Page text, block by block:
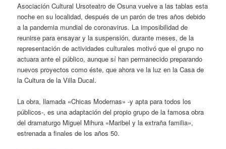
Asociación Cultural Ursoteatro de Osuna vuelve a las tablas esta
noche en su localidad, después de un parón de tres años debido
a la pandemia mundial de coronavirus. La imposibilidad de
reunirse para ensayar y la suspensión, durante meses, de la
representación de actividades culturales motivó que el grupo no
actuara ante el público, aunque sí han permanecido preparando
nuevos proyectos como éste, que ahora ve la luz en la Casa de
la Cultura de la Villa Ducal.
La obra, llamada «Chicas Modernas» -y apta para todos los
públicos-, es una adaptación del propio grupo de la famosa obra
del dramaturgo Miguel Mihura «Maribel y la extraña familia»,
estrenada a finales de los años 50.